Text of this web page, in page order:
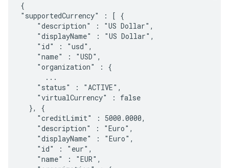
{
"supportedCurrency" : [ {
    "description" : "US Dollar",
    "displayName" : "US Dollar",
    "id" : "usd",
    "name" : "USD",
    "organization" : {
      ...
    "status" : "ACTIVE",
    "virtualCurrency" : false
  }, {
    "creditLimit" : 5000.0000,
    "description" : "Euro",
    "displayName" : "Euro",
    "id" : "eur",
    "name" : "EUR",